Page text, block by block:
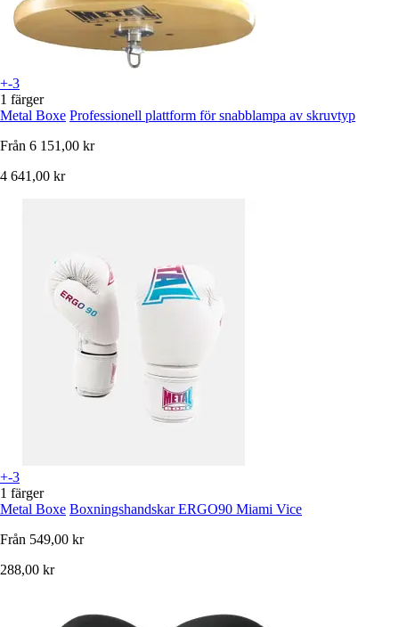
+-3
1 färger
Metal Boxe Professionell plattform för snabblampa av skruvtyp
Från 6 151,00 kr
4 641,00 kr
+-3
1 färger
Metal Boxe Boxningshandskar ERGO90 Miami Vice
Från 549,00 kr
288,00 kr